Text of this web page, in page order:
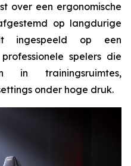
over een ergonomische
op langdurige
ingespeeld op een
spelers die
in trainingsruimtes,
onder hoge druk.